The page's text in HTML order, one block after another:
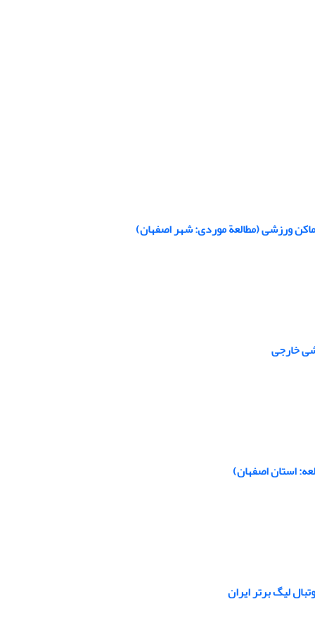
خارجی
استان اصفهان)
لیگ برتر ایران